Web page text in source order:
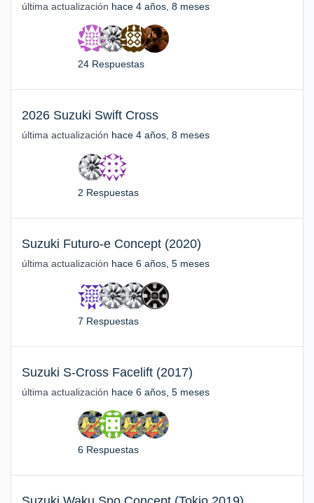
última actualización hace 4 años, 8 meses
24 Respuestas
2026 Suzuki Swift Cross
última actualización hace 4 años, 8 meses
2 Respuestas
Suzuki Futuro-e Concept (2020)
última actualización hace 6 años, 5 meses
7 Respuestas
Suzuki S-Cross Facelift (2017)
última actualización hace 6 años, 5 meses
6 Respuestas